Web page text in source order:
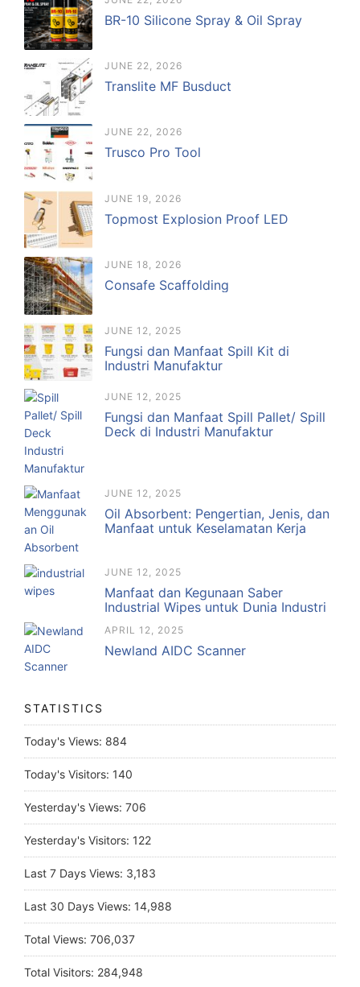
BR-10 Silicone Spray & Oil Spray
JUNE 22, 2026
Translite MF Busduct
JUNE 22, 2026
Trusco Pro Tool
JUNE 19, 2026
Topmost Explosion Proof LED
JUNE 18, 2026
Consafe Scaffolding
JUNE 12, 2025
Fungsi dan Manfaat Spill Kit di
Industri Manufaktur
JUNE 12, 2025
Fungsi dan Manfaat Spill Pallet/ Spill
Deck di Industri Manufaktur
JUNE 12, 2025
Oil Absorbent: Pengertian, Jenis, dan
Manfaat untuk Keselamatan Kerja
JUNE 12, 2025
Manfaat dan Kegunaan Saber
Industrial Wipes untuk Dunia Industri
APRIL 12, 2025
Newland AIDC Scanner
STATISTICS
Today's Views: 884
Today's Visitors: 140
Yesterday's Views: 706
Yesterday's Visitors: 122
Last 7 Days Views: 3,183
Last 30 Days Views: 14,988
Total Views: 706,037
Total Visitors: 284,948